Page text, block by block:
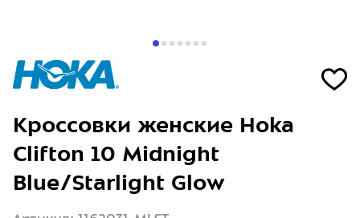
Кроссовки женские Hoka
Clifton 10 Midnight
Blue/Starlight Glow